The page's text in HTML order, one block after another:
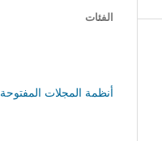
الفئات
أنظمة المجلات المفتوحة